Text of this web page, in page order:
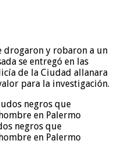
drogaron y robaron a un
se entregó en las
de la Ciudad allanara
para la investigación.
negros que
en Palermo